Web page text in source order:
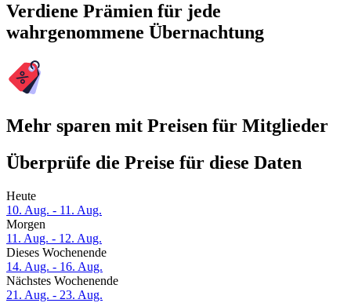
Verdiene Prämien für jede
wahrgenommene Übernachtung
Mehr sparen mit Preisen für Mitglieder
Überprüfe die Preise für diese Daten
Heute
10. Aug. - 11. Aug.
Morgen
11. Aug. - 12. Aug.
Dieses Wochenende
14. Aug. - 16. Aug.
Nächstes Wochenende
21. Aug. - 23. Aug.